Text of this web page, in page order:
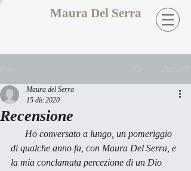
Maura Del Serra
Recensione
Maura del Serra
15 dic 2020
di qualche anno fa, con Maura Del Serra, e
la mia conclamata percezione di un Dio